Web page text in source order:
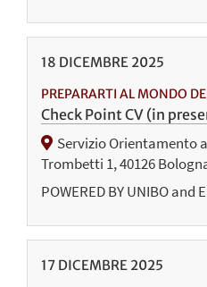
18 DICEMBRE 2025
PREPARARTI AL MONDO
Check Point CV (in
Servizio Orientamento
Trombetti 1, 40126
POWERED BY UNIBO and
17 DICEMBRE 2025